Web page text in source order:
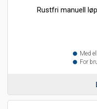
Rustfri manuell
Med
For